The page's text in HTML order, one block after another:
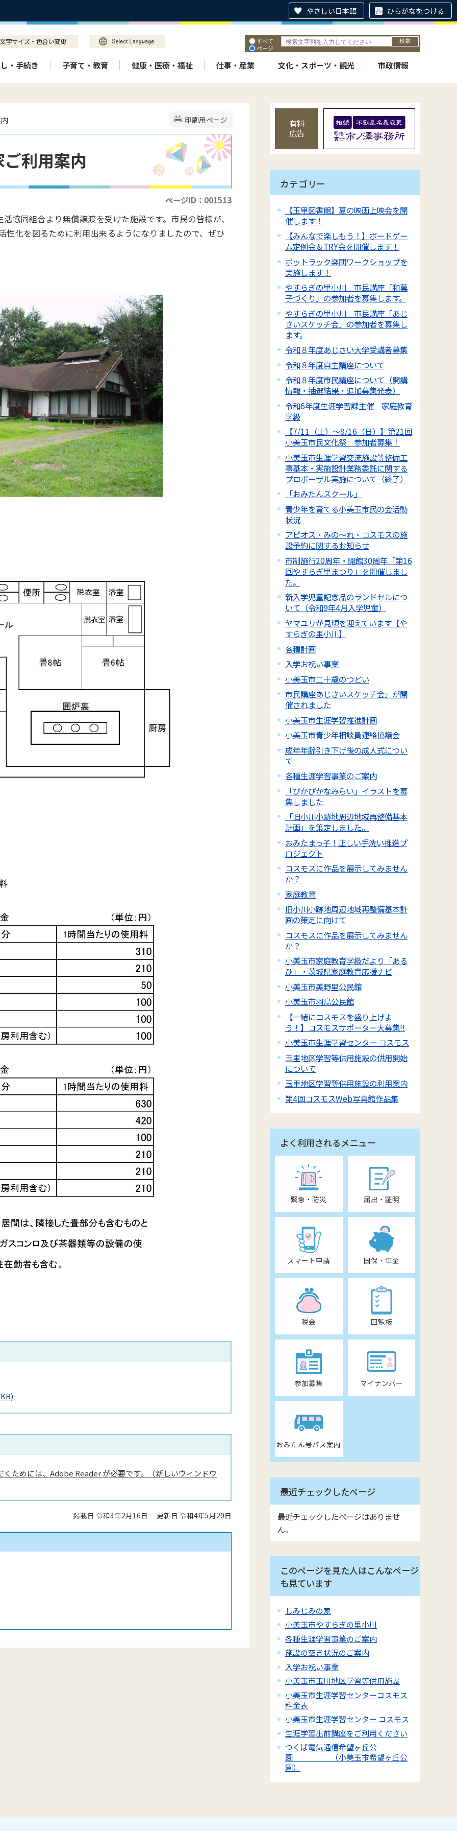
やさしい日本語 ひらがなをつける
すべて
ページ
・手続き 子育て・教育 健康・医療・福祉 仕事・産業 文化・スポーツ・観光 市政情報
印刷用ページ
利用案内
ページID：001513
協同組合より無償譲渡を受けた施設です。市民の皆様が、
性化を図るために利用出来るようになりましたので、ぜひ
くためには、Adobe Reader が必要です。（新しいウィンドウ
掲載日 令和3年2月16日 更新日 令和4年5月20日
有料
広告
カテゴリー
【玉里図書館】夏の映画上映会を開
催します！
【みんなで楽しもう！】ボードゲー
ム定例会＆TRY会を開催します！
ポットラック楽団ワークショップを
実施します！
やすらぎの里小川 市民講座「和菓
子づくり」の参加者を募集します。
やすらぎの里小川 市民講座「あじ
さいスケッチ会」の参加者を募集し
ます。
令和８年度あじさい大学受講者募集
令和８年度自主講座について
令和８年度市民講座について（開講
情報・抽選結果・追加募集発表）
令和6年度生涯学習課主催 家庭教育
学級
【7/11（土）～8/16（日）】第21回
小美玉市民文化祭 参加者募集！
小美玉市生涯学習交流施設等整備工
事基本・実施設計業務委託に関する
プロポーザル実施について（終了）
「おみたんスクール」
青少年を育てる小美玉市民の会活動
状況
アピオス・みの～れ・コスモスの施
設予約に関するお知らせ
市制施行20周年・開館30周年「第16
回やすらぎ里まつり」を開催しまし
た。
新入学児童記念品のランドセルにつ
いて（令和9年4月入学児童）
ヤマユリが見頃を迎えています【や
すらぎの里小川】
各種計画
入学お祝い事業
小美玉市二十歳のつどい
市民講座あじさいスケッチ会」が開
催されました
小美玉市生涯学習推進計画
小美玉市青少年相談員連絡協議会
成年年齢引き下げ後の成人式につい
て
各種生涯学習事業のご案内
「ぴかぴかなみらい」イラストを募
集しました
「旧小川小跡地周辺地域再整備基本
計画」を策定しました。
おみたまっ子！正しい手洗い推進プ
ロジェクト
コスモスに作品を展示してみません
か？
家庭教育
旧小川小跡地周辺地域再整備基本計
画の策定に向けて
コスモスに作品を展示してみません
か？
小美玉市家庭教育学級だより「ある
ひ」・茨城県家庭教育応援ナビ
小美玉市美野里公民館
小美玉市羽鳥公民館
【一緒にコスモスを盛り上げよ
う！】コスモスサポーター大募集!!
小美玉市生涯学習センター コスモス
玉里地区学習等供用施設の供用開始
について
玉里地区学習等供用施設の利用案内
第4回コスモスWeb写真館作品集
よく利用されるメニュー
緊急・防災 届出・証明
スマート申請 国保・年金
税金 回覧板
参加募集 マイナンバー
おみたん号バス案内
最近チェックしたページ
最近チェックしたページはありませ
ん。
このページを見た人はこんなページ
も見ています
しみじみの家
小美玉市やすらぎの里小川
各種生涯学習事業のご案内
施設の空き状況のご案内
入学お祝い事業
小美玉市玉川地区学習等供用施設
小美玉市生涯学習センターコスモス
料金表
小美玉市生涯学習センター コスモス
生涯学習出前講座をご利用ください
つくば電気通信希望ヶ丘公
園 （小美玉市希望ヶ丘公
園）